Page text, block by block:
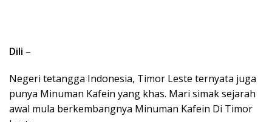
Dili –
Negeri tetangga Indonesia, Timor Leste ternyata juga
punya Minuman Kafein yang khas. Mari simak sejarah
awal mula berkembangnya Minuman Kafein Di Timor